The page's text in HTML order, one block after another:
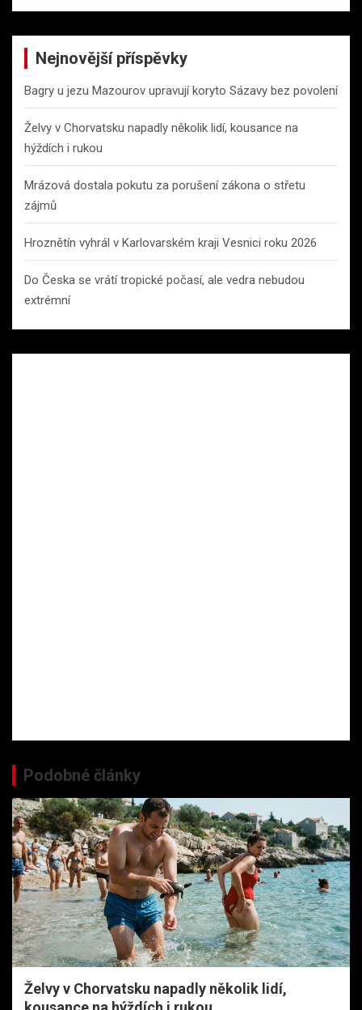
Nejnovější příspěvky
Bagry u jezu Mazourov upravují koryto Sázavy bez povolení
Želvy v Chorvatsku napadly několik lidí, kousance na
hýždích i rukou
Mrázová dostala pokutu za porušení zákona o střetu
zájmů
Hroznětín vyhrál v Karlovarském kraji Vesnici roku 2026
Do Česka se vrátí tropické počasí, ale vedra nebudou
extrémní
Podobné články
Želvy v Chorvatsku napadly několik lidí,